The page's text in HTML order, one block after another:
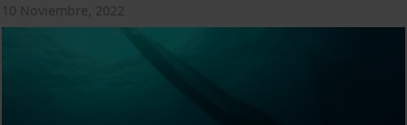
10 Noviembre, 2022